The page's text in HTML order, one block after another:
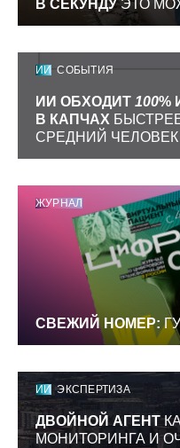
В СЕКУНДУЭТО
ИИ СОБЫТИЯ
ИИ ОБХОДИТ 100%
В КАПЧАХ
СРЕДНИЙ ЧЕЛОВЕК
ЖУРНАЛ
СВЕЖИЙ НОМЕР:
ИИ ЭКСПЕРТИЗА
ДВОЙНОЙ АГЕНТ
МОНИТОРИНГА И